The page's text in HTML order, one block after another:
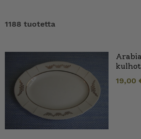
1188 tuotetta
19,00